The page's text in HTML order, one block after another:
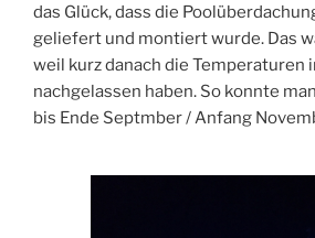
das Glück, dass die
geliefert und montiert wurde. Das
weil kurz danach die Temperaturen
nachgelassen haben. So konnte
bis Ende Septmber / Anfang